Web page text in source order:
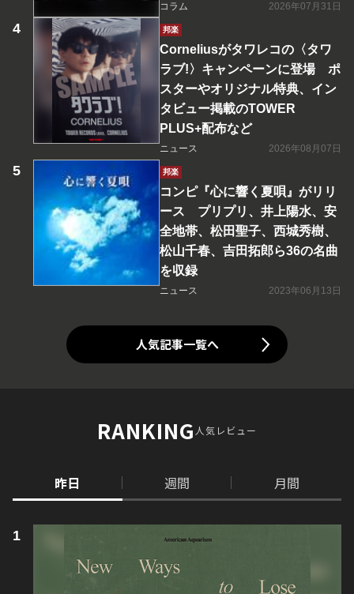
コラム 2026年07月31日
邦楽
Corneliusがタワレコの〈タワ
ラブ!〉キャンペーンに登場 ポ
スターやオリジナル特典、イン
タビュー掲載のTOWER
PLUS+配布など
ニュース 2026年08月07日
邦楽
コンピ『心に響く夏唄』がリリ
ース プリプリ、井上陽水、安
全地帯、松田聖子、西城秀樹、
松山千春、吉田拓郎ら36の名曲
を収録
ニュース 2023年06月13日
人気記事一覧へ
RANKING人気レビュー
昨日 週間 月間